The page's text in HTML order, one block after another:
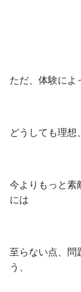
ただ、体験によ
どうしても理想
今よりもっと素
には
至らない点、問
う、